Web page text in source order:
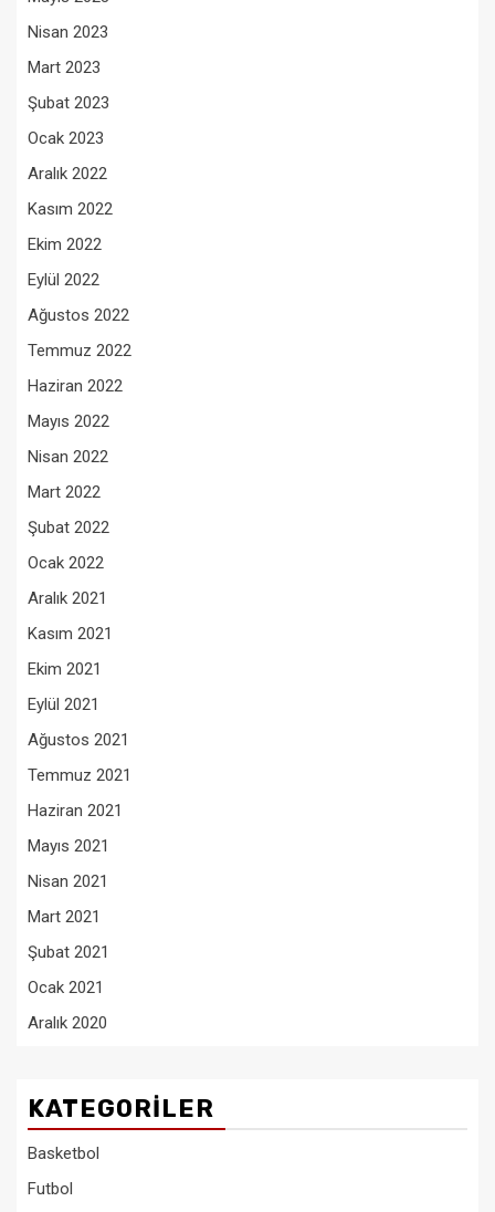
Nisan 2023
Mart 2023
Şubat 2023
Ocak 2023
Aralık 2022
Kasım 2022
Ekim 2022
Eylül 2022
Ağustos 2022
Temmuz 2022
Haziran 2022
Mayıs 2022
Nisan 2022
Mart 2022
Şubat 2022
Ocak 2022
Aralık 2021
Kasım 2021
Ekim 2021
Eylül 2021
Ağustos 2021
Temmuz 2021
Haziran 2021
Mayıs 2021
Nisan 2021
Mart 2021
Şubat 2021
Ocak 2021
Aralık 2020
KATEGORILER
Basketbol
Futbol